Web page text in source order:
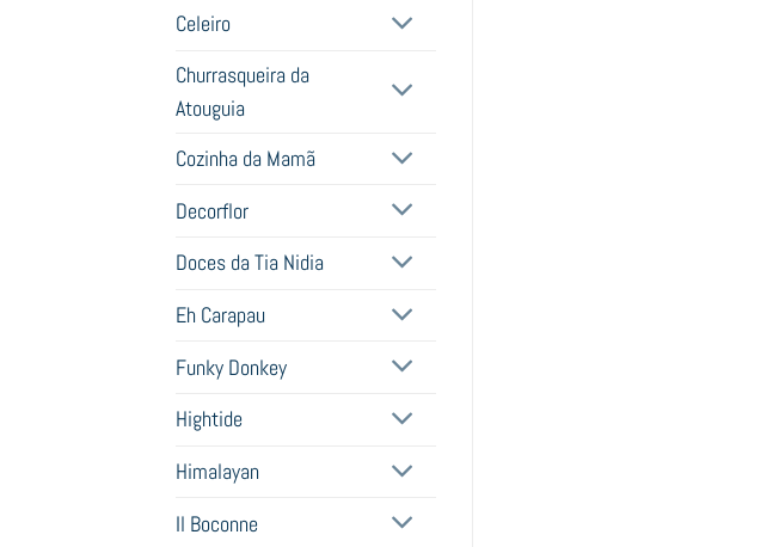
Celeiro
Churrasqueira da
Atouguia
Cozinha da Mamã
Decorflor
Doces da Tia Nidia
Eh Carapau
Funky Donkey
Hightide
Himalayan
Il Boconne